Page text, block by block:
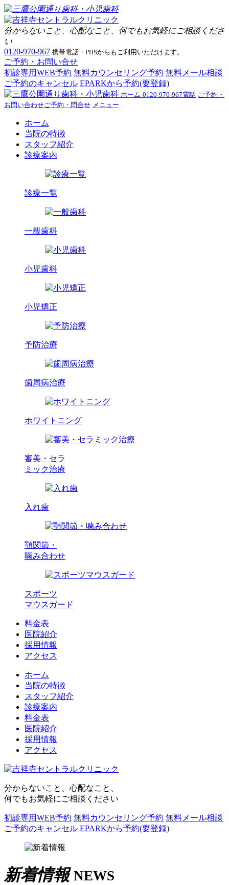
分からないこと、心配なこと、何でもお気軽にご相談くださ
い
0120-970-967 携帯電話・PHSからもご利用いただけます。
ご予約・お問い合せ
初診専用WEB予約 無料カウンセリング予約 無料メール相談
ご予約のキャンセル EPARKから予約(要登録)
ホーム 0120-970-967電話 ご予約・
お問い合わせご予約・問合せ メニュー
ホーム
当院の特徴
スタッフ紹介
診療案内
診療一覧
一般歯科
小児歯科
小児矯正
予防治療
歯周病治療
ホワイトニング
審美・セラ
ミック治療
入れ歯
顎関節・
噛み合わせ
スポーツ
マウスガード
料金表
医院紹介
採用情報
アクセス
ホーム
当院の特徴
スタッフ紹介
診療案内
料金表
医院紹介
採用情報
アクセス
分からないこと、心配なこと、
何でもお気軽にご相談ください
初診専用WEB予約 無料カウンセリング予約 無料メール相談
ご予約のキャンセル EPARKから予約(要登録)
新着情報 NEWS